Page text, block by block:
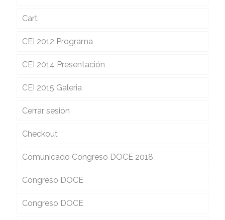
Cart
CEI 2012 Programa
CEI 2014 Presentación
CEI 2015 Galeria
Cerrar sesión
Checkout
Comunicado Congreso DOCE 2018
Congreso DOCE
Congreso DOCE